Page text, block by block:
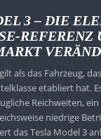
3 – DIE
REFERENZ
als das Fahrzeug,
etabliert hat.
Reichweiten,
niedrige
das Tesla Model 3